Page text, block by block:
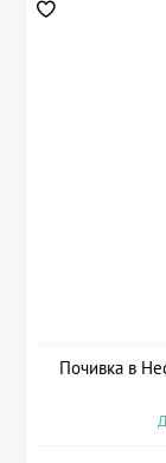
Почивка в